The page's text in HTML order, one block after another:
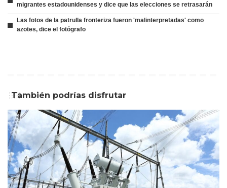
migrantes estadounidenses y dice que las elecciones se retrasarán
Las fotos de la patrulla fronteriza fueron 'malinterpretadas' como
azotes, dice el fotógrafo
También podrías disfrutar